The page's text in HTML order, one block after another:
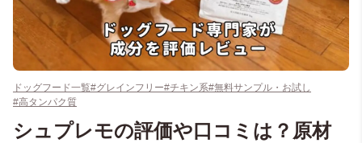
ドッグフード一覧#グレインフリー#チキン系#無料サンプル・お試し
#高タンパク質
シュプレモの評価や口コミは？原材